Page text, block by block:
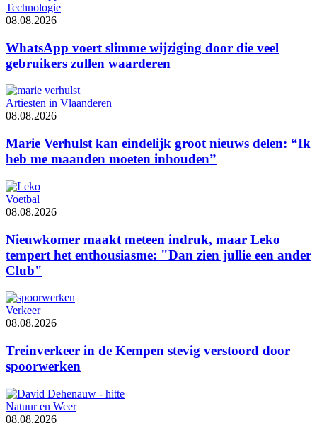
Technologie
08.08.2026
WhatsApp voert slimme wijziging door die veel
gebruikers zullen waarderen
Artiesten in Vlaanderen
08.08.2026
Marie Verhulst kan eindelijk groot nieuws delen: “Ik
heb me maanden moeten inhouden”
Voetbal
08.08.2026
Nieuwkomer maakt meteen indruk, maar Leko
tempert het enthousiasme: "Dan zien jullie een ander
Club"
Verkeer
08.08.2026
Treinverkeer in de Kempen stevig verstoord door
spoorwerken
Natuur en Weer
08.08.2026